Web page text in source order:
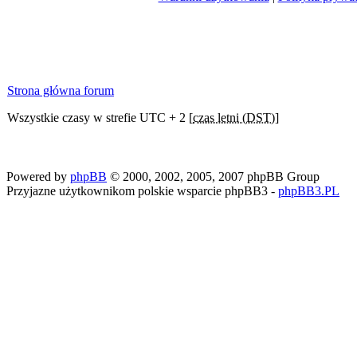
Strona główna forum
Wszystkie czasy w strefie UTC + 2 [czas letni (DST)]
Powered by phpBB © 2000, 2002, 2005, 2007 phpBB Group
Przyjazne użytkownikom polskie wsparcie phpBB3 - phpBB3.PL